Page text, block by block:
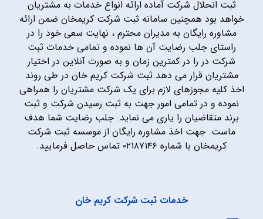
ثبت انحلال شرکت آماده ارائه انواع خدمات به مشتریان
خواهد بود همچنین سامانه ثبت شرکت کریمخان ضمن ارائه
مشاوره رایگان به مدیران محترم ، نهایت سعی خود را در
راستای جلب رضایت آن ها نموده و تمامی خدمات ثبت
شرکت در را در کمترین زمان و به صورت آنلاین در اختیار
مشتریان قرار می دهد.ثبت شرکت کریم خان در طی روند
اخذ کلیه مجوزهای لازم برای یک شرکت مشتریان را همراهی
نموده و در تمامی امور جهت به ثبت رسیدن شرکت و ثبت
برند متقاضیان را یاری می نماید. جلب رضایت شما هدف
ماست. جهت اخذ مشاوره رایگان از موسسه ثبت شرکت
کریمخان با شماره ۰۲۱۸۷۱۴۶ تماس حاصل فرمایید.
خدمات ثبت شرکت کریم خان